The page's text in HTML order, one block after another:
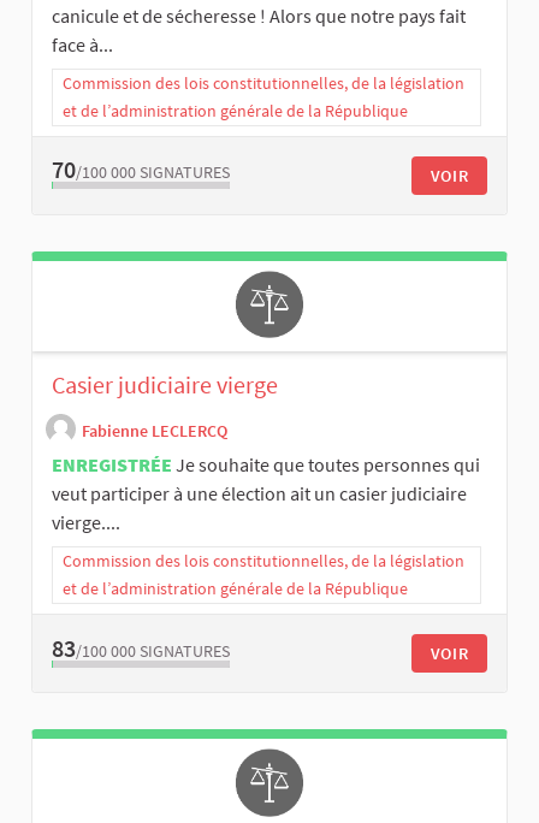
canicule et de sécheresse ! Alors que notre pays fait
face à...
Commission des lois constitutionnelles, de la législation
et de l’administration générale de la République
70/100 000 SIGNATURES VOIR
Casier judiciaire vierge
Fabienne LECLERCQ
ENREGISTRÉE Je souhaite que toutes personnes qui
veut participer à une élection ait un casier judiciaire
vierge....
Commission des lois constitutionnelles, de la législation
et de l’administration générale de la République
83/100 000 SIGNATURES VOIR